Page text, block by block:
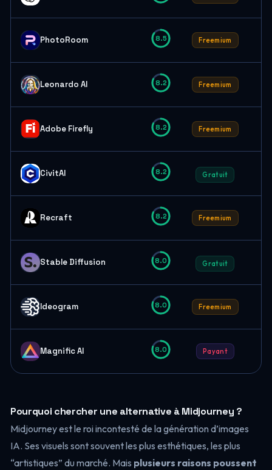
PhotoRoom 8.5 Freemium
Leonardo AI 8.2 Freemium
Adobe Firefly 8.2 Freemium
CivitAI 8.2 Gratuit
Recraft 8.2 Freemium
Stable Diffusion 8.0 Gratuit
Ideogram 8.0 Freemium
Magnific AI 8.0 Payant
Pourquoi chercher une alternative à Midjourney ?
Midjourney est le roi incontesté de la génération d’images
IA. Ses visuels sont souvent les plus esthétiques, les plus
“artistiques” du marché. Mais plusieurs raisons poussent